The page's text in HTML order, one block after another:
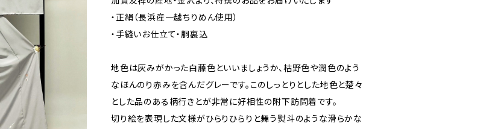
・正絹（長浜産一越ちりめん使用）
・手縫いお仕立て・胴裏込
地色は灰みがかった白藤色といいましょうか、枯野色や潤色のよう
なほんのり赤みを含んだグレーです。このしっとりとした地色と楚々
とした品のある柄行きとが非常に好相性の附下訪問着です。
切り絵を表現した文様がひらりひらりと舞う熨斗のような滑らかな